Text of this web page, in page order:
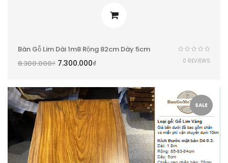
Bàn Gỗ Lim Dài 1m8 Rộng 82cm Dày 5cm
8.300.000₫ 7.300.000₫ 0 REVIEWS
SALE